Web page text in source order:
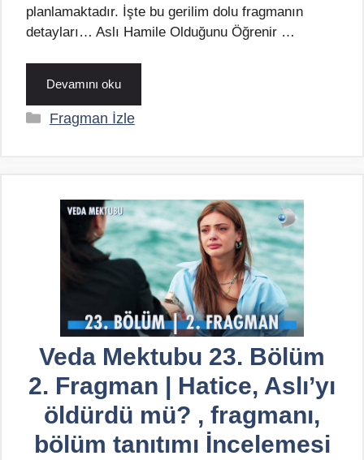
planlamaktadır. İşte bu gerilim dolu fragmanın
detayları… Aslı Hamile Olduğunu Öğrenir …
Devamını oku
Kategoriler
Fragman İzle
Veda Mektubu 23. Bölüm
2. Fragman | Hatice, Aslı’yı
öldürdü mü? , fragmanı,
bölüm tanıtımı İncelemesi